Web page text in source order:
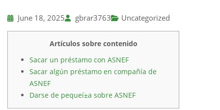
June 18, 2025 gbrar3763 Uncategorized
Artículos sobre contenido
Sacar un préstamo con ASNEF
Sacar algún préstamo en compañía de
ASNEF
Darse de pequeí±a sobre ASNEF